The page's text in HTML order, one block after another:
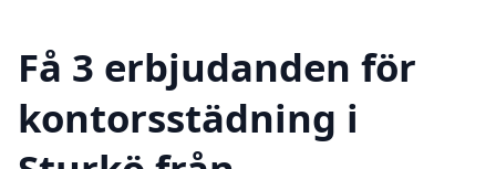
Få 3 erbjudanden för
kontorsstädning i